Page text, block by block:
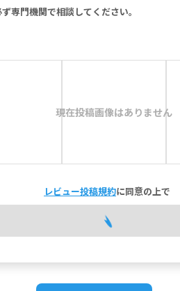
専門機関で相談してください。
現在投稿画像はありません
レビュー投稿規約に同意の上で